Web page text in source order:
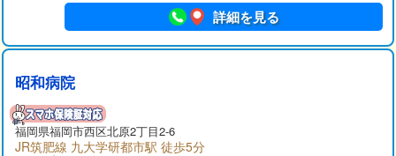
詳細を見る
昭和病院
福岡県福岡市西区北原2丁目2-6
JR筑肥線 九大学研都市駅 徒歩5分